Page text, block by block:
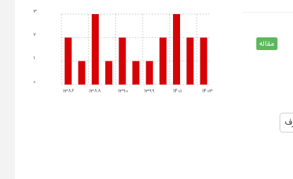
مقاله
1386 1388 1390 1399 1401 1403
0
1
2
3